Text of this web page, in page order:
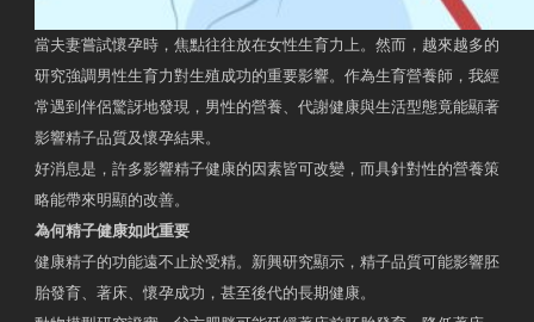
當夫妻嘗試懷孕時，焦點往往放在女性生育力上。然而，越來越多的
研究強調男性生育力對生殖成功的重要影響。作為生育營養師，我經
常遇到伴侶驚訝地發現，男性的營養、代謝健康與生活型態竟能顯著
影響精子品質及懷孕結果。
好消息是，許多影響精子健康的因素皆可改變，而具針對性的營養策
略能帶來明顯的改善。
為何精子健康如此重要
健康精子的功能遠不止於受精。新興研究顯示，精子品質可能影響胚
胎發育、著床、懷孕成功，甚至後代的長期健康。